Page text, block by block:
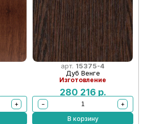
+
арт. 15375-4
Дуб Венге
Изготовление
280 216 р.
−
+
В корзину